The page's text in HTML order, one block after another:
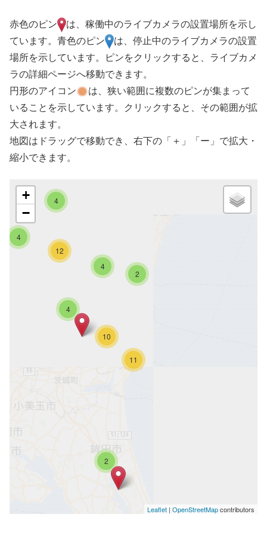
赤色のピン
は、稼働中のライブカメラの設置場所を示し
ています。青色のピン
は、停止中のライブカメラの設置
場所を示しています。ピンをクリックすると、ライブカメ
ラの詳細ページへ移動できます。
円形のアイコン
は、狭い範囲に複数のピンが集まって
いることを示しています。クリックすると、その範囲が拡
大されます。
地図はドラッグで移動でき、右下の「＋」「ー」で拡大・
縮小できます。
2
4
4
4
12
10
2
4
11
+
−
Leaflet | OpenStreetMapcontributors